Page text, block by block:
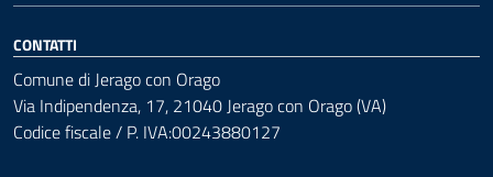
CONTATTI
Comune di Jerago con Orago
Via Indipendenza, 17, 21040 Jerago con Orago (VA)
Codice fiscale / P. IVA:00243880127